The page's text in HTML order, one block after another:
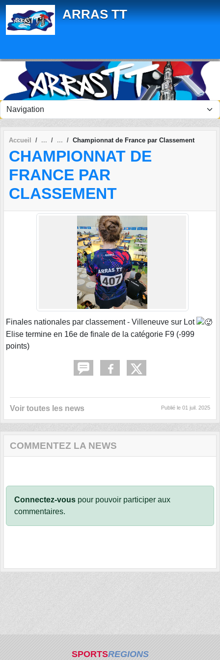
ARRAS TT
Accueil Championnat de France par Classement
CHAMPIONNAT DE
FRANCE PAR
CLASSEMENT
Finales nationales par classement - Villeneuve sur Lot
Elise termine en 16e de finale de la catégorie F9 (-999
points)
Voir toutes les news Publié le 01 juil. 2025
COMMENTEZ LA NEWS
Connectez-vous pour pouvoir participer aux
commentaires.
SPORTSREGIONS
Panneau de gestion des cookies